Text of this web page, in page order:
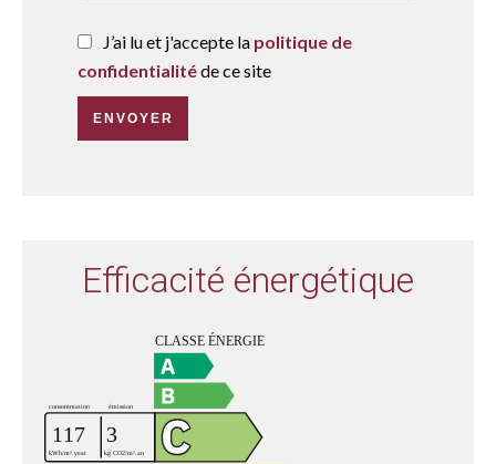
J’ai lu et j'accepte la politique de
confidentialitéde ce site
ENVOYER
Efficacité énergétique